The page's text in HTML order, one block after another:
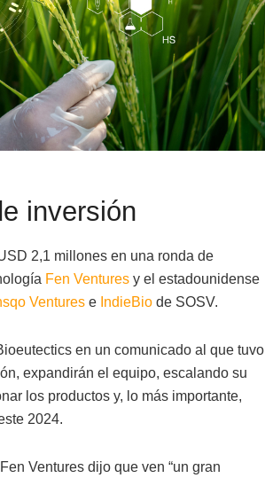
inversión
2,1 millones en una ronda de
Fen Venturesy el estadounidense
Venturese IndieBiode SOSV.
en un comunicado al que tuvo
expandirán el equipo, escalando su
los productos y, lo más importante,
2024.
Ventures dijo que ven “un gran